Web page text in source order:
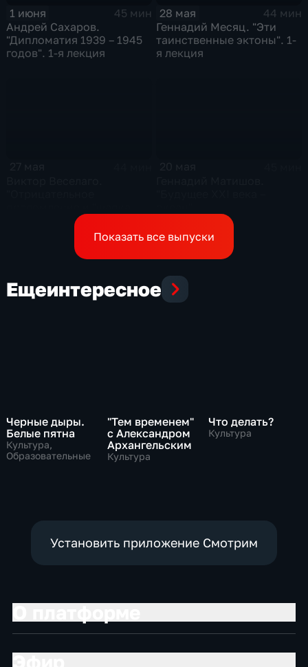
1 июня
45 мин
Андрей Сахаров.
"Дипломатия 1939 – 1945
годов". 1-я лекция
28 мая
44 мин
Геннадий Месяц. "Эти
таинственные эктоны". 1-
я лекция
Показать все выпуски
Ещеинтересное
Черные дыры.
Белые пятна
Культура,
Образовательные
"Тем временем"
с Александром
Архангельским
Культура
Что делать?
Культура
Установить приложение Смотрим